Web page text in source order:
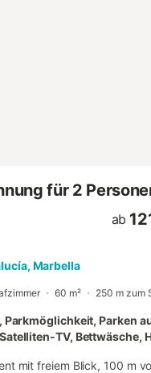
für 2
ab
Marbella
60 m² 250 m zum
Parkmöglichkeit, Parken
TV, Bettwäsche,
mit freiem Blick, 100 m